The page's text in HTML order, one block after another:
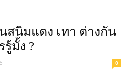
สนิมแดง เทา ต่างกัน
รู้มั้ง ?
0